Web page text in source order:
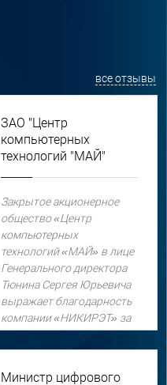
все отзывы
ЗАО "Центр
компьютерных
технологий "МАЙ"
Закрытое акционерное
общество «Центр
компьютерных
технологий «МАЙ» в лице
Генерального директора
Тюнина Сергея Юрьевича
выражает благодарность
компании «НИКИРЭТ» за
своевременную поставку
оборудования и
Министр цифрового